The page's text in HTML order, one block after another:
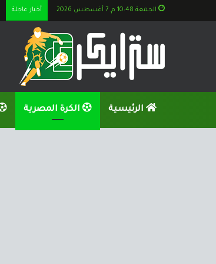
الجمعة 10:48 م, 7 أغسطس 2026 أخبار عاجلة
الرئيسية الكرة المصرية